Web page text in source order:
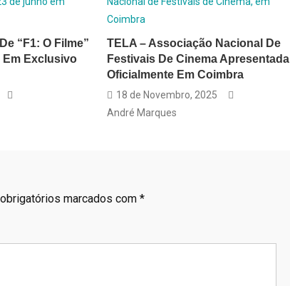
“F1: O Filme”
Em Exclusivo
TELA – Associação Nacional De
Festivais De Cinema Apresentada
Oficialmente Em Coimbra
18 de Novembro, 2025
André Marques
marcados com *